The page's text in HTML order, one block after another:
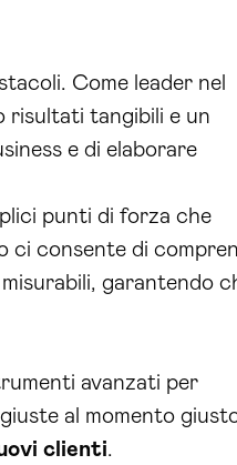
Come leader nel
risultati tangibili e un
e di elaborare
punti di forza che
ci consente di
garantendo
avanzati per
al momento
clienti.